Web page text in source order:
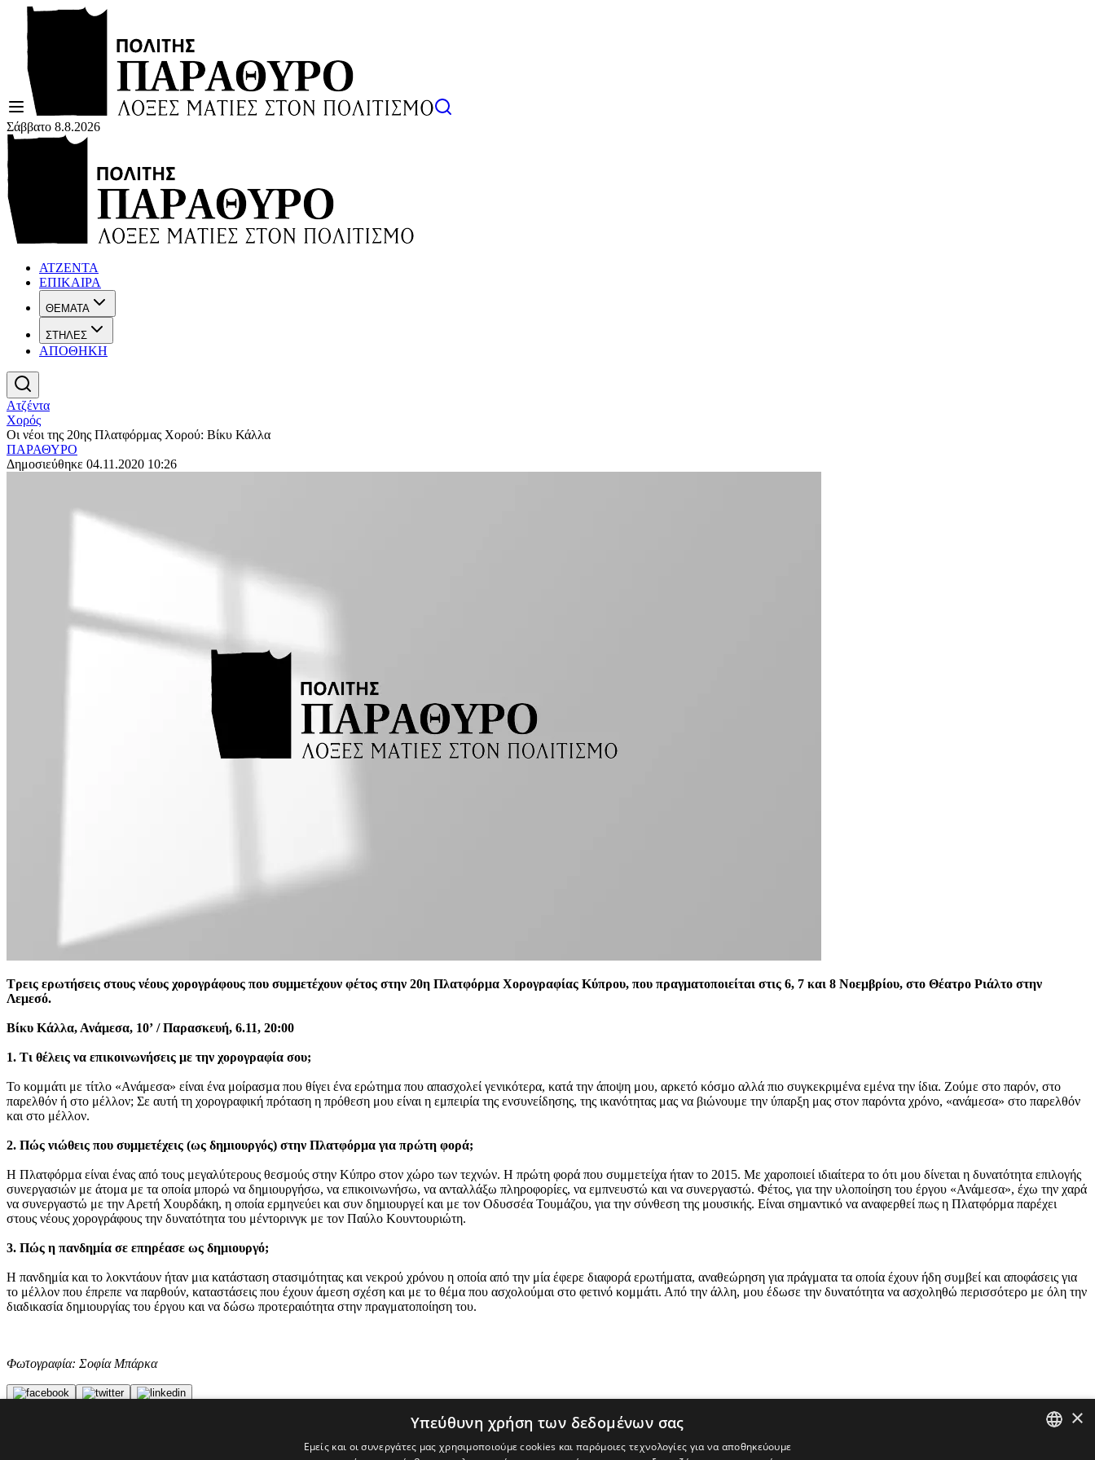
Σάββατο 8.8.2026
ΑΤΖΕΝΤΑ
ΕΠΙΚΑΙΡΑ
ΘΕΜΑΤΑ
ΣΤΗΛΕΣ
ΑΠΟΘΗΚΗ
Ατζέντα
Χορός
Οι νέοι της 20ης Πλατφόρμας Χορού: Βίκυ Κάλλα
ΠΑΡΑΘΥΡΟ
Δημοσιεύθηκε 04.11.2020 10:26
Τρεις ερωτήσεις στους νέους χορογράφους που συμμετέχουν φέτος στην 20η Πλατφόρμα Χορογραφίας Κύπρου, που πραγματοποιείται στις 6, 7 και 8 Νοεμβρίου, στο Θέατρο Ριάλτο στην
Λεμεσό.
Βίκυ Κάλλα, Ανάμεσα, 10’ / Παρασκευή, 6.11, 20:00
1. Τι θέλεις να επικοινωνήσεις με την χορογραφία σου;
Το κομμάτι με τίτλο «Ανάμεσα» είναι ένα μοίρασμα που θίγει ένα ερώτημα που απασχολεί γενικότερα, κατά την άποψη μου, αρκετό κόσμο αλλά πιο συγκεκριμένα εμένα την ίδια. Ζούμε στο παρόν, στο
παρελθόν ή στο μέλλον; Σε αυτή τη χορογραφική πρόταση η πρόθεση μου είναι η εμπειρία της ενσυνείδησης, της ικανότητας μας να βιώνουμε την ύπαρξη μας στον παρόντα χρόνο, «ανάμεσα» στο παρελθόν
και στο μέλλον.
2. Πώς νιώθεις που συμμετέχεις (ως δημιουργός) στην Πλατφόρμα για πρώτη φορά;
Η Πλατφόρμα είναι ένας από τους μεγαλύτερους θεσμούς στην Κύπρο στον χώρο των τεχνών. Η πρώτη φορά που συμμετείχα ήταν το 2015. Με χαροποιεί ιδιαίτερα το ότι μου δίνεται η δυνατότητα επιλογής
συνεργασιών με άτομα με τα οποία μπορώ να δημιουργήσω, να επικοινωνήσω, να ανταλλάξω πληροφορίες, να εμπνευστώ και να συνεργαστώ. Φέτος, για την υλοποίηση του έργου «Ανάμεσα», έχω την χαρά
να συνεργαστώ με την Αρετή Χουρδάκη, η οποία ερμηνεύει και συν δημιουργεί και με τον Οδυσσέα Τουμάζου, για την σύνθεση της μουσικής. Είναι σημαντικό να αναφερθεί πως η Πλατφόρμα παρέχει
στους νέους χορογράφους την δυνατότητα του μέντορινγκ με τον Παύλο Κουντουριώτη.
3. Πώς η πανδημία σε επηρέασε ως δημιουργό;
Η πανδημία και το λοκντάουν ήταν μια κατάσταση στασιμότητας και νεκρού χρόνου η οποία από την μία έφερε διαφορά ερωτήματα, αναθεώρηση για πράγματα τα οποία έχουν ήδη συμβεί και αποφάσεις για
το μέλλον που έπρεπε να παρθούν, καταστάσεις που έχουν άμεση σχέση και με το θέμα που ασχολούμαι στο φετινό κομμάτι. Από την άλλη, μου έδωσε την δυνατότητα να ασχοληθώ περισσότερο με όλη την
διαδικασία δημιουργίας του έργου και να δώσω προτεραιότητα στην πραγματοποίηση του.
Φωτογραφία: Σοφία Μπάρκα
×
Υπεύθυνη χρήση των δεδομένων σας
Εμείς και οι συνεργάτες μας χρησιμοποιούμε cookies και παρόμοιες τεχνολογίες για να αποθηκεύουμε